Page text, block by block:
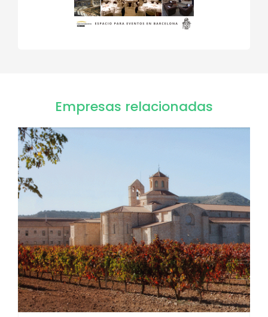
Empresas relacionadas